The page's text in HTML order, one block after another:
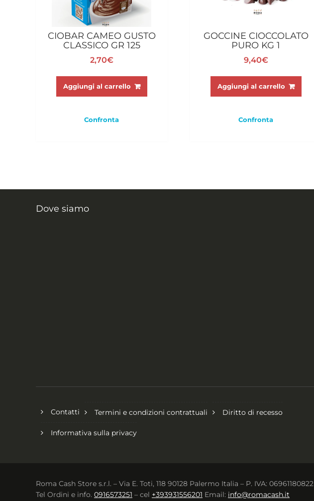
CIOBAR CAMEO GUSTO
CLASSICO GR 125
2,70€
Aggiungi al carrello
Confronta
GOCCINE CIOCCOLATO
PURO KG 1
9,40€
Aggiungi al carrello
Confronta
Dove siamo
Contatti Termini e condizioni contrattuali Diritto di recesso
Informativa sulla privacy
Roma Cash Store s.r.l. – Via E. Toti, 118 90128 Palermo Italia – P. IVA: 06961180822
Tel Ordini e info. 0916573251 – cel +393931556201 Email: info@romacash.it